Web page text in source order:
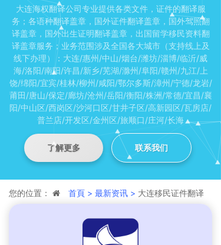
大连海权翻译公司专业提供各类文件，证件的翻译服
务；各语种翻译盖章，国外证件翻译盖章，国外驾照翻
译盖章，国外出生证明翻译盖章，出国留学移民资料翻
译盖章服务；业务范围涉及全国各大城市（支持线上及
线下办理）：大连/惠州/中山/烟台/潍坊/淄博/临沂/威
海/洛阳/南阳/许昌/新乡/芜湖/滁州/阜阳/赣州/九江/上
饶/绵阳/宜宾/桂林/柳州/咸阳/鄂尔多斯/漳州/宁德/龙岩/
莆田/唐山/保定/廊坊/沧州/岳阳/衡阳/株洲/常德/宜昌/襄
阳/中山区/西岗区/沙河口区/甘井子区/高新园区/瓦房店/
普兰店/开发区/金州区/旅顺口/庄河/长海
了解更多 联系我们
您的位置： 首頁 > 最新资讯 > ‌大连移民证件翻译